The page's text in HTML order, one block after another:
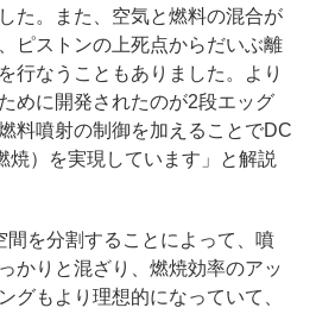
た。また、空気と燃料の混合が
ピストンの上死点からだいぶ離
行なうこともありました。より
めに開発されたのが2段エッグ
料噴射の制御を加えることでDC
焼）を実現しています」と解説
を分割することによって、噴
かりと混ざり、燃焼効率のアッ
グもより理想的になっていて、